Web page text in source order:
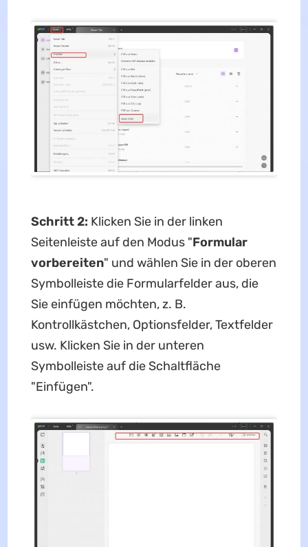
Schritt 2: Klicken Sie in der linken
Seitenleiste auf den Modus "Formular
vorbereiten" und wählen Sie in der oberen
Symbolleiste die Formularfelder aus, die
Sie einfügen möchten, z. B.
Kontrollkästchen, Optionsfelder, Textfelder
usw. Klicken Sie in der unteren
Symbolleiste auf die Schaltfläche
"Einfügen".